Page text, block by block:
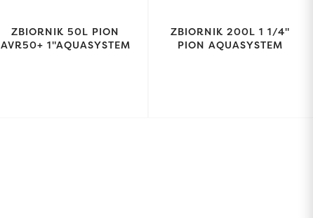
ZBIORNIK 50L PION
AVR50+ 1"AQUASYSTEM
ZBIORNIK 200L 1 1/4"
PION AQUASYSTEM